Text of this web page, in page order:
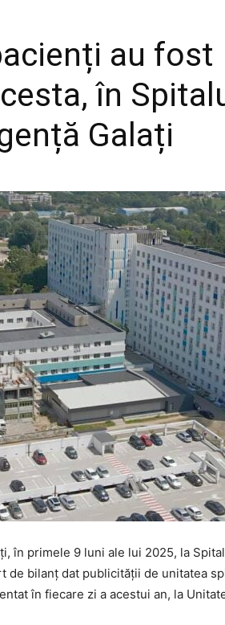
au fost
în
Galați
în primele 9 luni ale lui 2025, la
de bilanț dat publicității de unitatea
în fiecare zi a acestui an, la